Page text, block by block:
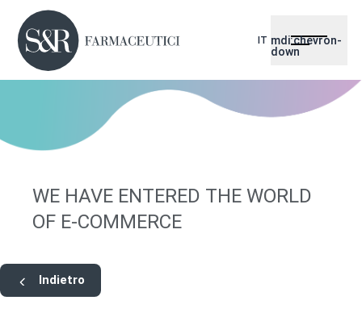
IT mdi:chevron-
down
WE HAVE ENTERED THE WORLD
OF E-COMMERCE
Indietro